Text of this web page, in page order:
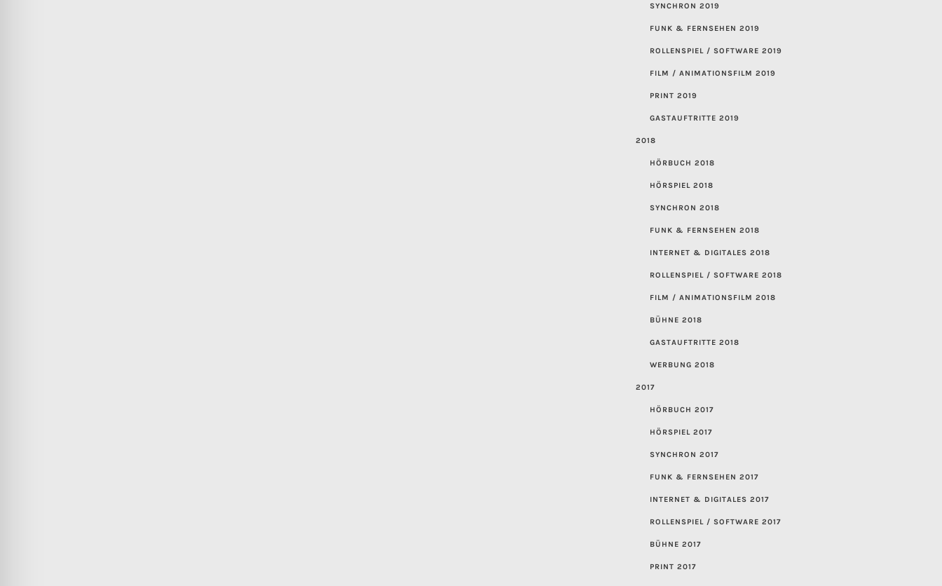
SYNCHRON 2019
FUNK & FERNSEHEN 2019
ROLLENSPIEL / SOFTWARE 2019
FILM / ANIMATIONSFILM 2019
PRINT 2019
GASTAUFTRITTE 2019
2018
HÖRBUCH 2018
HÖRSPIEL 2018
SYNCHRON 2018
FUNK & FERNSEHEN 2018
INTERNET & DIGITALES 2018
ROLLENSPIEL / SOFTWARE 2018
FILM / ANIMATIONSFILM 2018
BÜHNE 2018
GASTAUFTRITTE 2018
WERBUNG 2018
2017
HÖRBUCH 2017
HÖRSPIEL 2017
SYNCHRON 2017
FUNK & FERNSEHEN 2017
INTERNET & DIGITALES 2017
ROLLENSPIEL / SOFTWARE 2017
BÜHNE 2017
PRINT 2017